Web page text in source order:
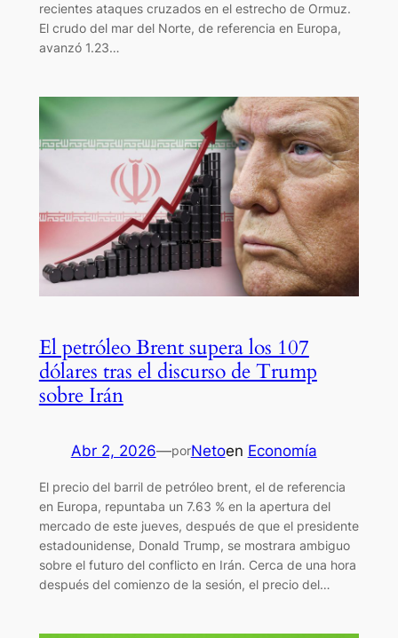
recientes ataques cruzados en el estrecho de Ormuz.
El crudo del mar del Norte, de referencia en Europa,
avanzó 1.23…
El petróleo Brent supera los 107
dólares tras el discurso de Trump
sobre Irán
Abr 2, 2026—porNetoen Economía
El precio del barril de petróleo brent, el de referencia
en Europa, repuntaba un 7.63 % en la apertura del
mercado de este jueves, después de que el presidente
estadounidense, Donald Trump, se mostrara ambiguo
sobre el futuro del conflicto en Irán. Cerca de una hora
después del comienzo de la sesión, el precio del…